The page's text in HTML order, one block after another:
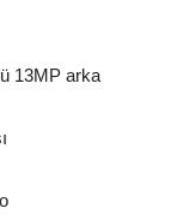
13MP arka